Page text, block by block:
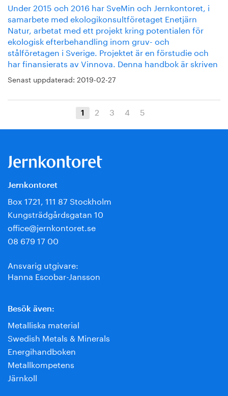
Under 2015 och 2016 har SveMin och Jernkontoret, i
samarbete med ekologikonsultföretaget Enetjärn
Natur, arbetat med ett projekt kring potentialen för
ekologisk efterbehandling inom gruv- och
stålföretagen i Sverige. Projektet är en förstudie och
har ﬁnansierats av Vinnova. Denna handbok är skriven
Senast uppdaterad: 2019-02-27
1 2 3 4 5
Jernkontoret
Box 1721, 111 87 Stockholm
Kungsträdgårdsgatan 10
office@jernkontoret.se
08 679 17 00
Ansvarig utgivare:
Hanna Escobar-Jansson
Besök även:
Metalliska material
Swedish Metals & Minerals
Energihandboken
Metallkompetens
Järnkoll